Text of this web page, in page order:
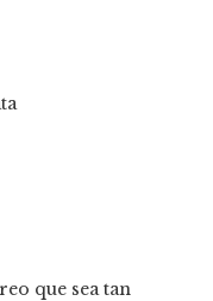
que sea tan